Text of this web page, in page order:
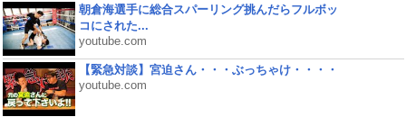
朝倉海選手に総合スパーリング挑んだらフルボッ
コにされた...
youtube.com
【緊急対談】宮迫さん・・・ぶっちゃけ・・・・
youtube.com